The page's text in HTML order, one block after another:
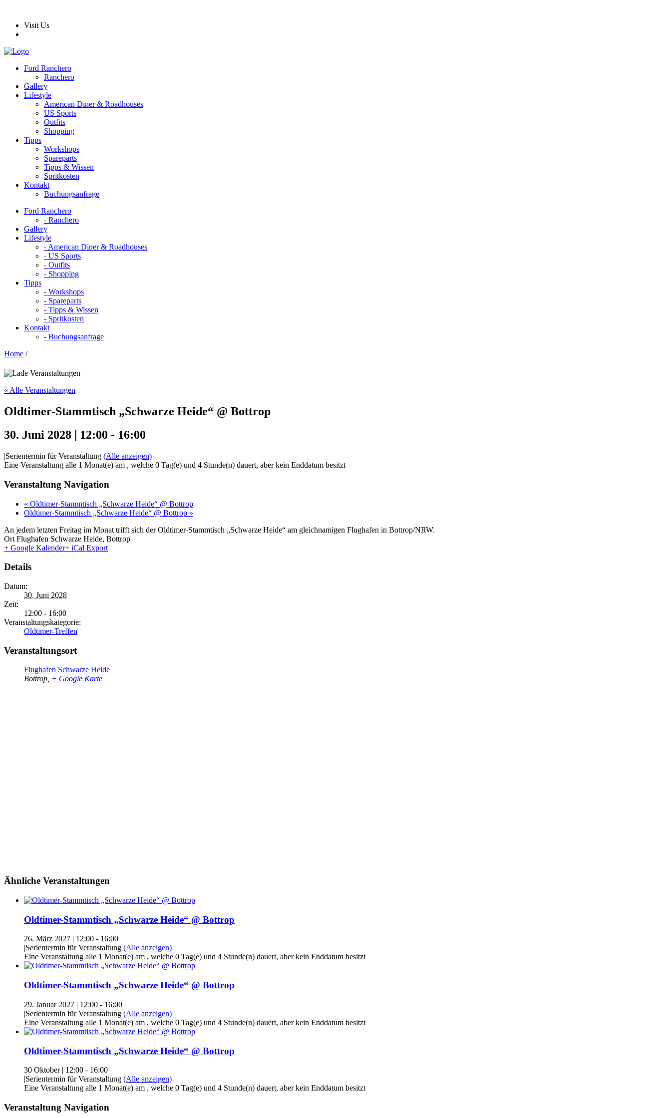
Visit Us
Ford Ranchero
Ranchero
Gallery
Lifestyle
American Diner & Roadhouses
US Sports
Outfits
Shopping
Tipps
Workshops
Spareparts
Tipps & Wissen
Spritkosten
Kontakt
Buchungsanfrage
Ford Ranchero
- Ranchero
Gallery
Lifestyle
- American Diner & Roadhouses
- US Sports
- Outfits
- Shopping
Tipps
- Workshops
- Spareparts
- Tipps & Wissen
- Spritkosten
Kontakt
- Buchungsanfrage
Home /
« Alle Veranstaltungen
Oldtimer-Stammtisch „Schwarze Heide“ @ Bottrop
30. Juni 2028 | 12:00 - 16:00
|Serientermin für Veranstaltung (Alle anzeigen)
Eine Veranstaltung alle 1 Monat(e) am , welche 0 Tag(e) und 4 Stunde(n) dauert, aber kein Enddatum besitzt
Veranstaltung Navigation
« Oldtimer-Stammtisch „Schwarze Heide“ @ Bottrop
Oldtimer-Stammtisch „Schwarze Heide“ @ Bottrop »
An jedem letzten Freitag im Monat trifft sich der Oldtimer-Stammtisch „Schwarze Heide“ am gleichnamigen Flughafen in Bottrop/NRW.
Ort Flughafen Schwarze Heide, Bottrop
+ Google Kalender+ iCal Export
Details
Datum:
30. Juni 2028
Zeit:
12:00 - 16:00
Veranstaltungskategorie:
Oldtimer-Treffen
Veranstaltungsort
Flughafen Schwarze Heide
Bottrop, + Google Karte
Ähnliche Veranstaltungen
Oldtimer-Stammtisch „Schwarze Heide“ @ Bottrop
26. März 2027 | 12:00 - 16:00
|Serientermin für Veranstaltung (Alle anzeigen)
Eine Veranstaltung alle 1 Monat(e) am , welche 0 Tag(e) und 4 Stunde(n) dauert, aber kein Enddatum besitzt
Oldtimer-Stammtisch „Schwarze Heide“ @ Bottrop
29. Januar 2027 | 12:00 - 16:00
|Serientermin für Veranstaltung (Alle anzeigen)
Eine Veranstaltung alle 1 Monat(e) am , welche 0 Tag(e) und 4 Stunde(n) dauert, aber kein Enddatum besitzt
Oldtimer-Stammtisch „Schwarze Heide“ @ Bottrop
30 Oktober | 12:00 - 16:00
|Serientermin für Veranstaltung (Alle anzeigen)
Eine Veranstaltung alle 1 Monat(e) am , welche 0 Tag(e) und 4 Stunde(n) dauert, aber kein Enddatum besitzt
Veranstaltung Navigation